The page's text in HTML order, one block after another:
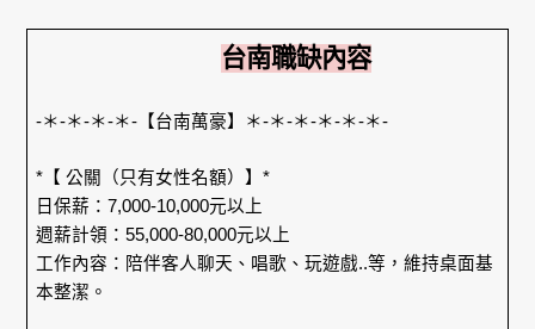
台南職缺內容
-＊-＊-＊-＊-【台南萬豪】＊-＊-＊-＊-＊-＊-
*【 公關（只有女性名額）】*
日保薪：7,000-10,000元以上
週薪計領：55,000-80,000元以上
工作內容：陪伴客人聊天、唱歌、玩遊戲..等，維持桌面基
本整潔。